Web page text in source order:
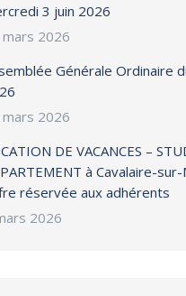
3 juin 2026
mars 2026
Générale Ordinaire
mars 2026
DE VACANCES –
à Cavalaire-
réservée aux adhérents
2026